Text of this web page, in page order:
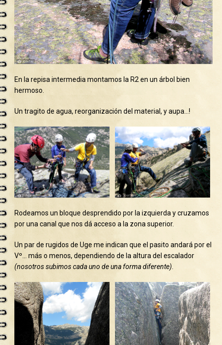
En la repisa intermedia montamos la R2 en un árbol bien
hermoso.
Un tragito de agua, reorganización del material, y aupa…!
Rodeamos un bloque desprendido por la izquierda y cruzamos
por una canal que nos dá acceso a la zona superior.
Un par de rugidos de Uge me indican que el pasito andará por el
Vº… más o menos, dependiendo de la altura del escalador
(nosotros subimos cada uno de una forma diferente)